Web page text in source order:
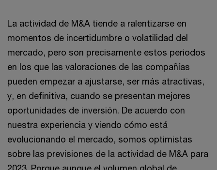
La actividad de M&A tiende a ralentizarse en
momentos de incertidumbre o volatilidad del
mercado, pero son precisamente estos periodos
en los que las valoraciones de las compañías
pueden empezar a ajustarse, ser más atractivas,
y, en definitiva, cuando se presentan mejores
oportunidades de inversión. De acuerdo con
nuestra experiencia y viendo cómo está
evolucionando el mercado, somos optimistas
sobre las previsiones de la actividad de M&A para